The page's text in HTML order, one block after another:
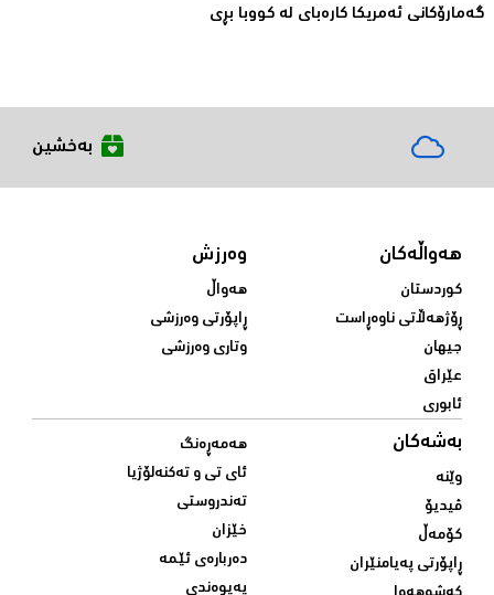
گەمارۆکانی ئەمریکا کارەبای لە کووبا بڕی
بەخشین
هەواڵەکان
کوردستان
ڕۆژهەڵاتی ناوەڕاست
جیهان
عێراق
ئابوری
وەرزش
هەواڵ
ڕاپۆرتی وەرزشی
وتاری وەرزشی
بەشەکان
وێنە
ڤیدیۆ
کۆمەڵ
ڕاپۆرتی پەیامنێران
هەمەڕەنگ
ئای تی و تەکنەلۆژیا
تەندروستی
خێزان
دەربارەی ئێمە
پەیوەندی